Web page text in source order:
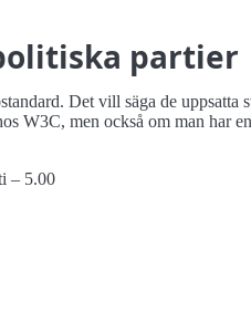
partier
Det vill säga de
W3C, men också om man har
– 5.00